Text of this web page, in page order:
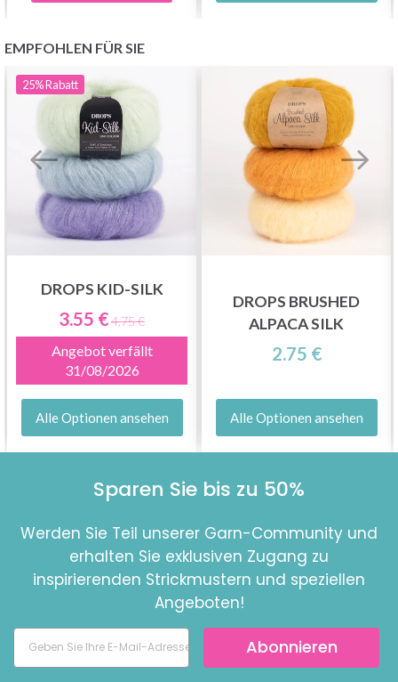
EMPFOHLEN FÜR SIE
25%Rabatt
DROPS KID-SILK
3.55 €4.75 €
Angebot verfällt
31/08/2026
Alle Optionen ansehen
DROPS BRUSHED
ALPACA SILK
2.75 €
Alle Optionen ansehen
Sparen Sie bis zu 50%
Werden Sie Teil unserer Garn-Community und
erhalten Sie exklusiven Zugang zu
inspirierenden Strickmustern und speziellen
Angeboten!
Abonnieren